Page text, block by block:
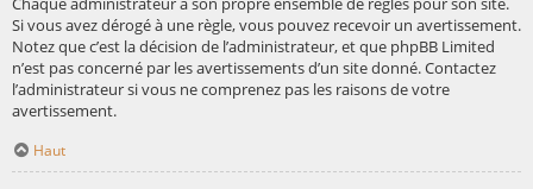
Si vous avez dérogé à une règle, vous pouvez recevoir un avertissement.
Notez que c’est la décision de l’administrateur, et que phpBB Limited
n’est pas concerné par les avertissements d’un site donné. Contactez
l’administrateur si vous ne comprenez pas les raisons de votre
avertissement.
Haut